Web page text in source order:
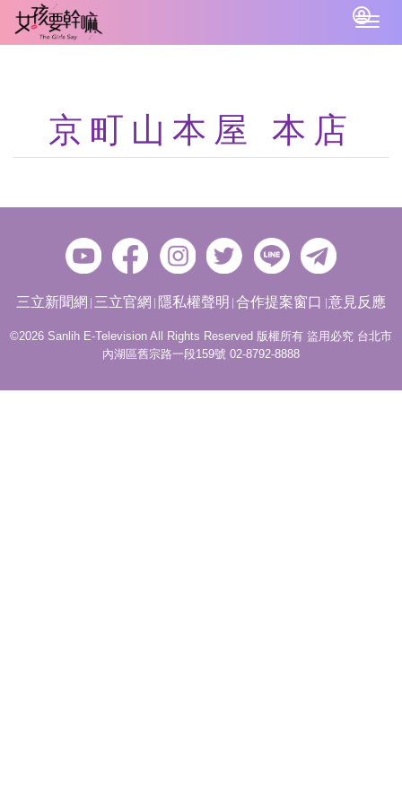
京町山本屋 本店
三立新聞網 三立官網 隱私權聲明 合作提案窗口 意見反應
©2026 Sanlih E-Television All Rights Reserved 版權所有 盜用必究 台北市
內湖區舊宗路一段159號 02-8792-8888